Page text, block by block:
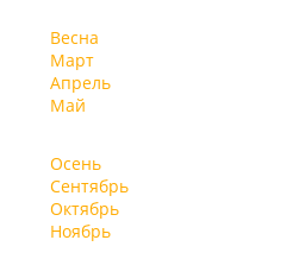
Весна
Март
Апрель
Май
Осень
Сентябрь
Октябрь
Ноябрь